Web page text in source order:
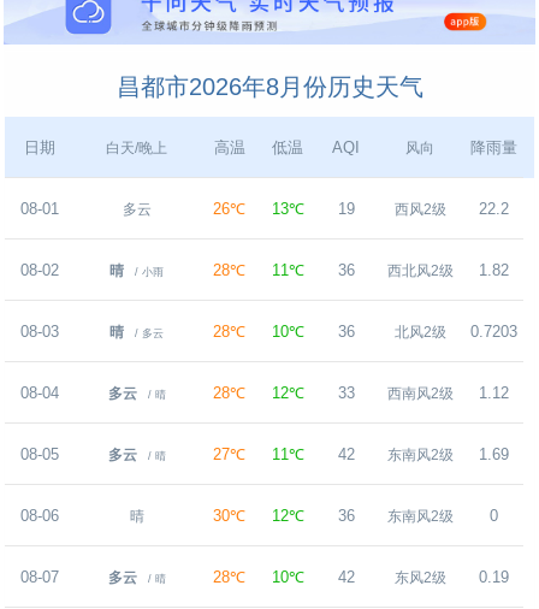
昌都市2026年8月份历史天气
日期 白天/晚上 高温 低温 AQI 风向 降雨量
08-01 多云 26℃ 13℃ 19 西风2级 22.2
08-02 晴 / 小雨 28℃ 11℃ 36 西北风2级 1.82
08-03 晴 / 多云 28℃ 10℃ 36 北风2级 0.7203
08-04 多云 / 晴 28℃ 12℃ 33 西南风2级 1.12
08-05 多云 / 晴 27℃ 11℃ 42 东南风2级 1.69
08-06 晴 30℃ 12℃ 36 东南风2级 0
08-07 多云 / 晴 28℃ 10℃ 42 东风2级 0.19